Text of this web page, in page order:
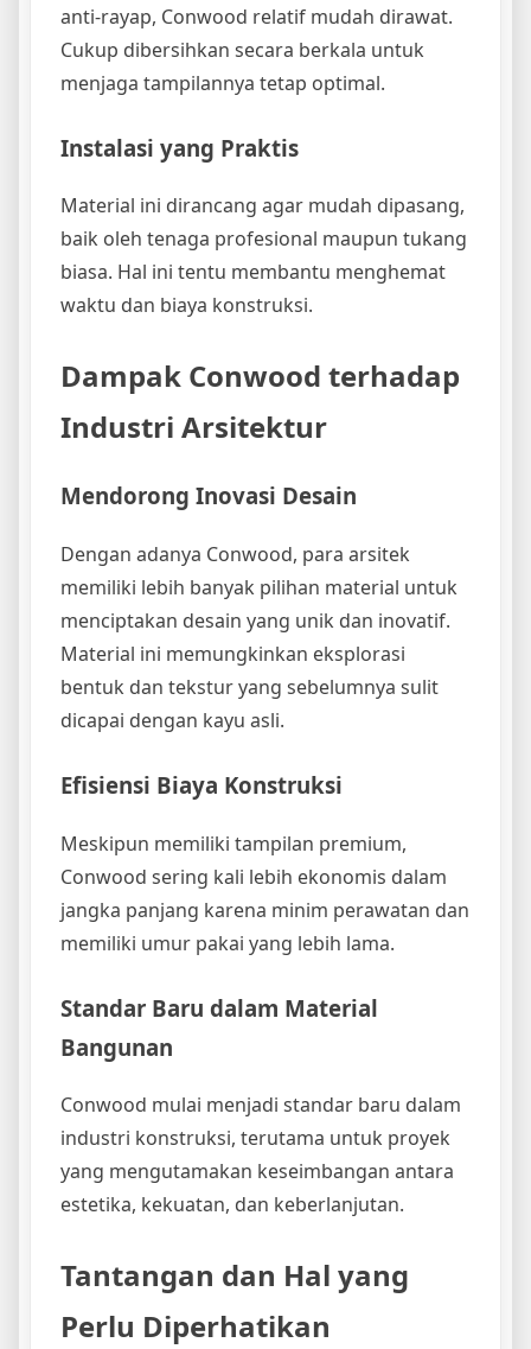
anti-rayap, Conwood relatif mudah dirawat.
Cukup dibersihkan secara berkala untuk
menjaga tampilannya tetap optimal.
Instalasi yang Praktis
Material ini dirancang agar mudah dipasang,
baik oleh tenaga profesional maupun tukang
biasa. Hal ini tentu membantu menghemat
waktu dan biaya konstruksi.
Dampak Conwood terhadap
Industri Arsitektur
Mendorong Inovasi Desain
Dengan adanya Conwood, para arsitek
memiliki lebih banyak pilihan material untuk
menciptakan desain yang unik dan inovatif.
Material ini memungkinkan eksplorasi
bentuk dan tekstur yang sebelumnya sulit
dicapai dengan kayu asli.
Efisiensi Biaya Konstruksi
Meskipun memiliki tampilan premium,
Conwood sering kali lebih ekonomis dalam
jangka panjang karena minim perawatan dan
memiliki umur pakai yang lebih lama.
Standar Baru dalam Material
Bangunan
Conwood mulai menjadi standar baru dalam
industri konstruksi, terutama untuk proyek
yang mengutamakan keseimbangan antara
estetika, kekuatan, dan keberlanjutan.
Tantangan dan Hal yang
Perlu Diperhatikan